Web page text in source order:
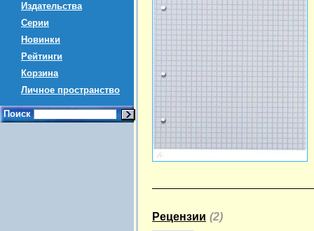
Издательства
Серии
Новинки
Рейтинги
Корзина
Личное пространство
Поиск
Рецензии (2)